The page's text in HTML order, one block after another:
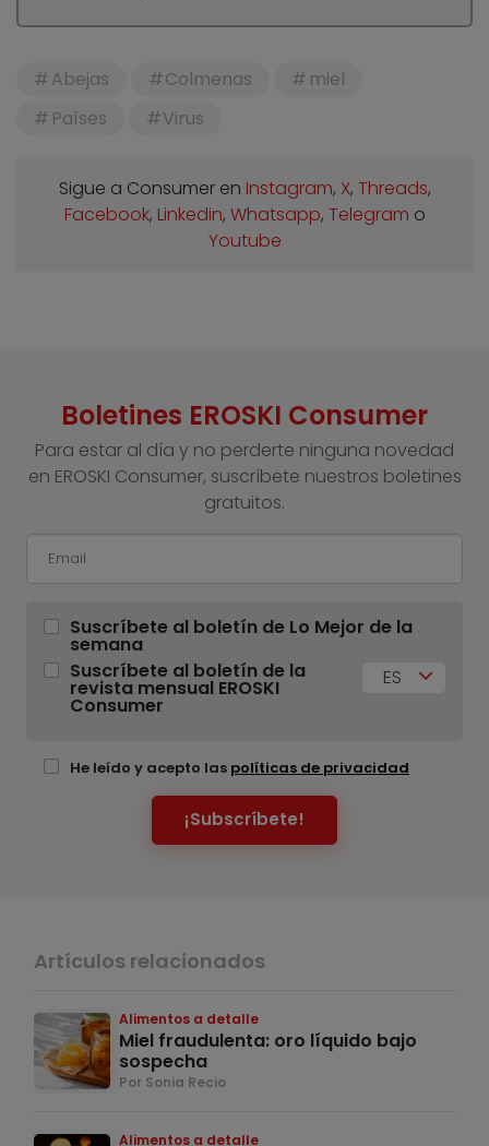
Abejas Colmenas
miel
Países
Virus
Sigue a Consumer en Instagram, X, Threads,
Facebook, Linkedin, Whatsapp, Telegram o
Youtube
Boletines EROSKI Consumer
Para estar al día y no perderte ninguna novedad
en EROSKI Consumer, suscríbete nuestros boletines
gratuitos.
Suscríbete al boletín de Lo Mejor de la
semana
Suscríbete al boletín de la
revista mensual EROSKI
Consumer
ES
He leído y acepto las políticas de privacidad
¡Subscríbete!
Artículos relacionados
Alimentos a detalle
Miel fraudulenta: oro líquido bajo
sospecha
Por Sonia Recio
Alimentos a detalle